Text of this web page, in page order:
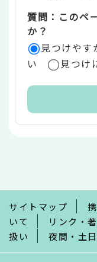
質問：このペ
か？
見つけやす
い
見つけ
で
サイトマップ
いて
リンク・
扱い
夜間・土